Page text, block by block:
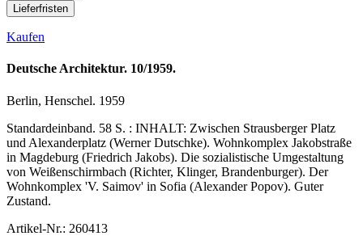
Lieferfristen
Kaufen
Deutsche Architektur. 10/1959.
Berlin, Henschel. 1959
Standardeinband. 58 S. : INHALT: Zwischen Strausberger Platz
und Alexanderplatz (Werner Dutschke). Wohnkomplex Jakobstraße
in Magdeburg (Friedrich Jakobs). Die sozialistische Umgestaltung
von Weißenschirmbach (Richter, Klinger, Brandenburger). Der
Wohnkomplex 'V. Saimov' in Sofia (Alexander Popov). Guter
Zustand.
Artikel-Nr.: 260413